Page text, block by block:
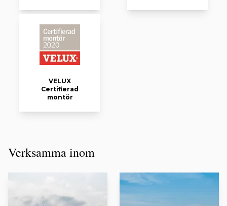
VELUX
Certifierad
montör
Verksamma inom